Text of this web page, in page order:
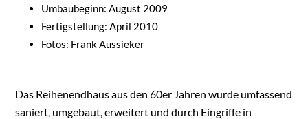
Umbaubeginn: August 2009
Fertigstellung: April 2010
Fotos: Frank Aussieker
Das Reihenendhaus aus den 60er Jahren wurde umfassend
saniert, umgebaut, erweitert und durch Eingriffe in